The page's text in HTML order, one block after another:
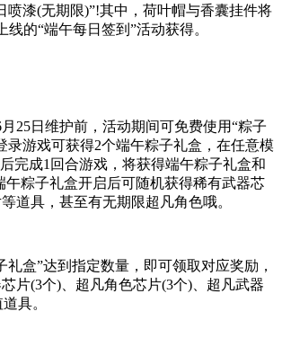
喷漆(无期限)”!其中，荷叶帽与香囊挂件将
线的“端午每日签到”活动获得。
25日维护前，活动期间可免费使用“粽子
录游戏可获得2个端午粽子礼盒，在任意模
完成1回合游戏，将获得端午粽子礼盒和
午粽子礼盒开启后可随机获得稀有武器芯
道具，甚至有无期限超凡角色哦。
礼盒”达到指定数量，即可领取对应奖励，
片(3个)、超凡角色芯片(3个)、超凡武器
具。